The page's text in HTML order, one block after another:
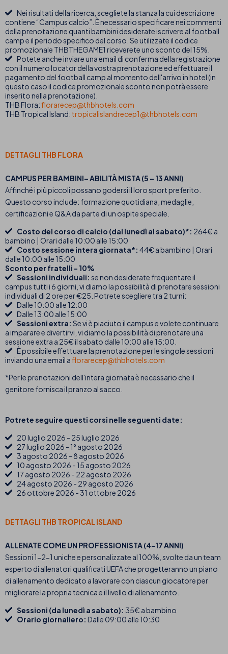
Nei risultati della ricerca, scegliete la stanza la cui descrizione
contiene “Campus calcio”. È necessario specificare nei commenti
della prenotazione quanti bambini desiderate iscrivere al football
camp e il periodo specifico del corso. Se utilizzate il codice
promozionale THBTHEGAME1 riceverete uno sconto del 15%.
Potete anche inviare una email di conferma della registrazione
con il numero locator della vostra prenotazione ed effettuare il
pagamento del football camp al momento dell'arrivo in hotel (in
questo caso il codice promozionale sconto non potrà essere
inserito nella prenotazione).
THB Flora:florarecep@thbhotels.com
THB Tropical Island: tropicalislandrecep1@thbhotels.com
DETTAGLI THB FLORA
CAMPUS PER BAMBINI– ABILITÀ MISTA (5 – 13 ANNI)
Affinché i più piccoli possano godersi il loro sport preferito.
Questo corso include: formazione quotidiana, medaglie,
certificazioni e Q&A da parte di un ospite speciale.
Costo del corso di calcio (dal lunedì al sabato)*: 264€ a
bambino | Orari dalle 10:00 alle 15:00
Costo sessione intera giornata*: 44€ a bambino | Orari
dalle 10:00 alle 15:00
Sconto per fratelli - 10%
Sessioni individuali: se non desiderate frequentare il
campus tutti i 6 giorni, vi diamo la possibilità di prenotare sessioni
individuali di 2 ore per €25. Potrete scegliere tra 2 turni:
Dalle 10:00 alle 12:00
Dalle 13:00 alle 15:00
Sessioni extra: Se vi è piaciuto il campus e volete continuare
a imparare e divertirvi, vi diamo la possibilità di prenotare una
sessione extra a 25€ il sabato dalle 10:00 alle 15:00.
È possibile effettuare la prenotazione per le singole sessioni
inviando una email aflorarecep@thbhotels.com
*Per le prenotazioni dell'intera giornata è necessario che il
genitore fornisca il pranzo al sacco.
Potrete seguire questi corsi nelle seguenti date:
20 luglio 2026 - 25 luglio 2026
27 luglio 2026 - 1° agosto 2026
3 agosto 2026 - 8 agosto 2026
10 agosto 2026 - 15 agosto 2026
17 agosto 2026 - 22 agosto 2026
24 agosto 2026 - 29 agosto 2026
26 ottobre 2026 - 31 ottobre 2026
DETTAGLI THB TROPICAL ISLAND
ALLENATE COME UN PROFESSIONISTA (4-17 ANNI)
Sessioni 1-2-1 uniche e personalizzate al 100%, svolte da un team
esperto di allenatori qualificati UEFA che progetteranno un piano
di allenamento dedicato a lavorare con ciascun giocatore per
migliorare la propria tecnica e il livello di allenamento.
Sessioni (da lunedì a sabato): 35€ a bambino
Orario giornaliero: Dalle 09:00 alle 10:30